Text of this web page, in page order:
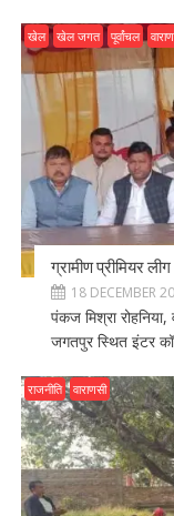
खेल खेल जगत पूर्वांचल
ग्रामीण प्रीमियर
18 DECEMBER
पंकज मिश्रा रोहनिया,
जगतपुर स्थित इंटर
राजनीति वाराणसी